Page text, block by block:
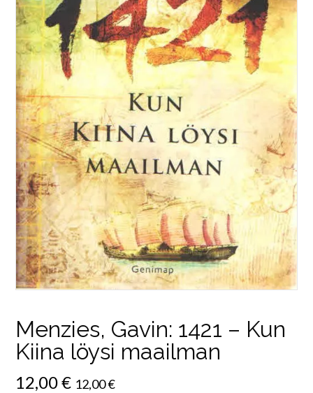
Menzies, Gavin: 1421 – Kun
Kiina löysi maailman
12,00€ 12,00€